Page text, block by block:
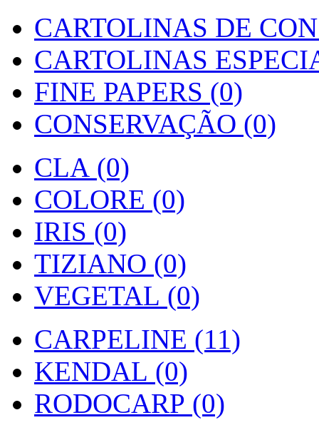
CARTOLINAS DE
CARTOLINAS
FINE PAPERS (0)
CONSERVAÇÃO (0)
CLA (0)
COLORE (0)
IRIS (0)
TIZIANO (0)
VEGETAL (0)
CARPELINE (11)
KENDAL (0)
RODOCARP (0)